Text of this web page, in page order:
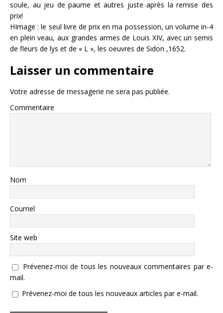
soule, au jeu de paume et autres juste après la remise des
prix!
HImage : le seul livre de prix en ma possession, un volume in-4
en plein veau, aux grandes armes de Louis XIV, avec un semis
de fleurs de lys et de « L », les oeuvres de Sidon ,1652.
Laisser un commentaire
Votre adresse de messagerie ne sera pas publiée.
Commentaire
Nom
Courriel
Site web
Prévenez-moi de tous les nouveaux commentaires par e-
mail.
Prévenez-moi de tous les nouveaux articles par e-mail.